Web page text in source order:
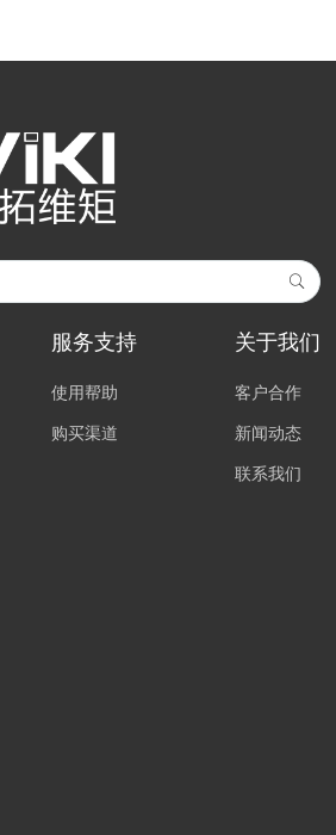
服务支持
使用帮助
购买渠道
关于我们
客户合作
新闻动态
联系我们